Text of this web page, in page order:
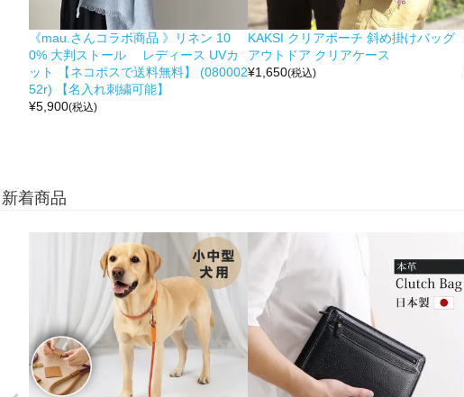
《mau.さんコラボ商品 》リネン 10
0% 大判ストール レディース UVカ
ット 【ネコポスで送料無料】 (080002
52r) 【名入れ刺繍可能】
¥5,900(税込)
KAKSI クリアポーチ 斜め掛けバッグ
アウトドア クリアケース
¥1,650(税込)
新着商品